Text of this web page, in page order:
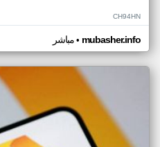
CH94HN
مباشر• mubasher.info